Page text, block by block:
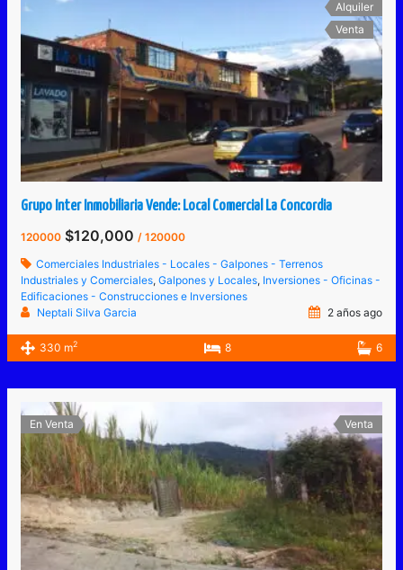
Alquiler
Venta
Grupo Inter Inmobiliaria Vende: Local Comercial La Concordia
120000 $120,000 / 120000
Comerciales Industriales - Locales - Galpones - Terrenos
Industriales y Comerciales,Galpones y Locales, Inversiones - Oficinas -
Edificaciones - Construcciones e Inversiones
Neptali Silva Garcia
2 años ago
330 m2 8 6
En Venta Venta